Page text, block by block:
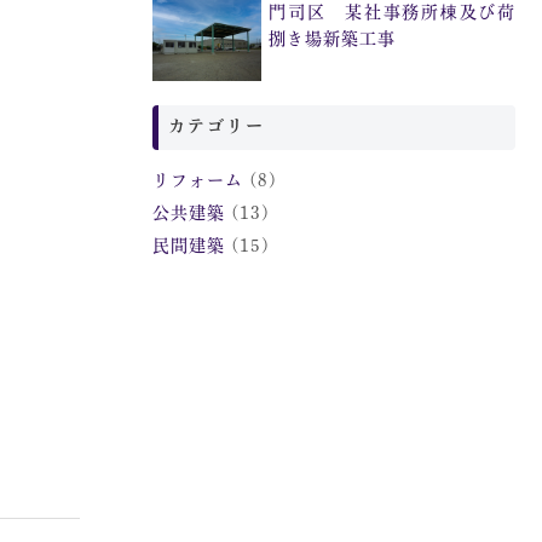
門司区 某社事務所棟及び荷
捌き場新築工事
カテゴリー
リフォーム
(8)
公共建築 (13)
民間建築 (15)